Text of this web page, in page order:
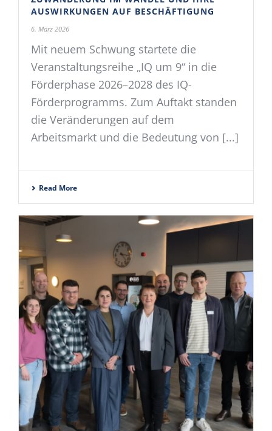
AUSWIRKUNGEN AUF BESCHÄFTIGUNG
6. März 2026
Mit neuem Schwung startete die
Veranstaltungsreihe „IQ um 9“ in die
Förderphase 2026–2028 des IQ-
Förderprogramms. Zum Auftakt standen
die Veränderungen auf dem
Arbeitsmarkt und die Bedeutung von [...]
Read More